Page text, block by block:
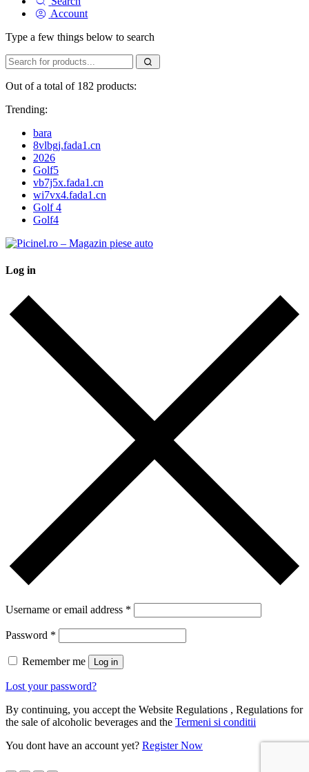
Account
Type a few things below to search
Out of a total of 182 products:
Trending:
bara
8vlbgj.fada1.cn
2026
Golf5
vb7j5x.fada1.cn
wi7vx4.fada1.cn
Golf 4
Golf4
Log in
Username or email address *
Password *
Remember me Log in
Lost your password?
By continuing, you accept the Website Regulations , Regulations for
the sale of alcoholic beverages and the Termeni si conditii
You dont have an account yet? Register Now